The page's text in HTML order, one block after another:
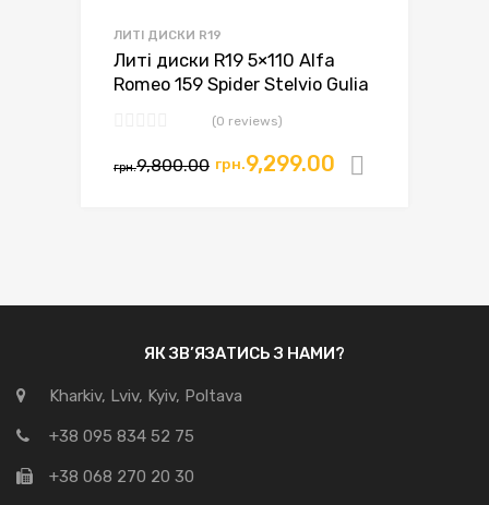
ЛИТІ ДИСКИ R19
Литі диски R19 5×110 Alfa
Romeo 159 Spider Stelvio Gulia
(0 reviews)
грн.9,800.00 грн.9,299.00
ЯК ЗВ’ЯЗАТИСЬ З НАМИ?
Kharkiv, Lviv, Kyiv, Poltava
+38 095 834 52 75
+38 068 270 20 30